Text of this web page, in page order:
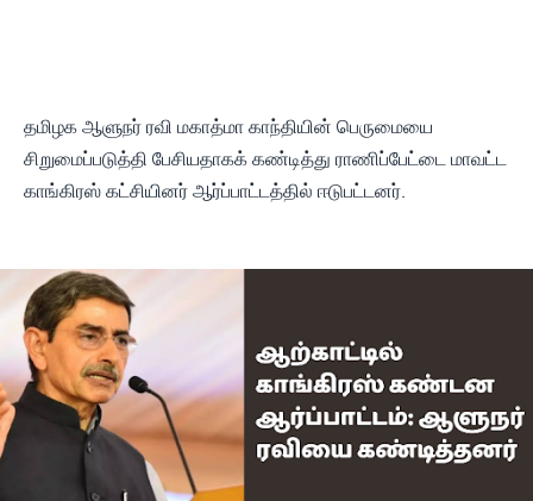
தமிழக ஆளுநர் ரவி மகாத்மா காந்தியின் பெருமையை
சிறுமைப்படுத்தி பேசியதாகக் கண்டித்து ராணிப்பேட்டை மாவட்ட
காங்கிரஸ் கட்சியினர் ஆர்ப்பாட்டத்தில் ஈடுபட்டனர்.